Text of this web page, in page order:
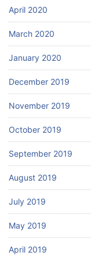
April 2020
March 2020
January 2020
December 2019
November 2019
October 2019
September 2019
August 2019
July 2019
May 2019
April 2019